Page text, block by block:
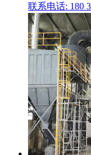
联系电话: 180